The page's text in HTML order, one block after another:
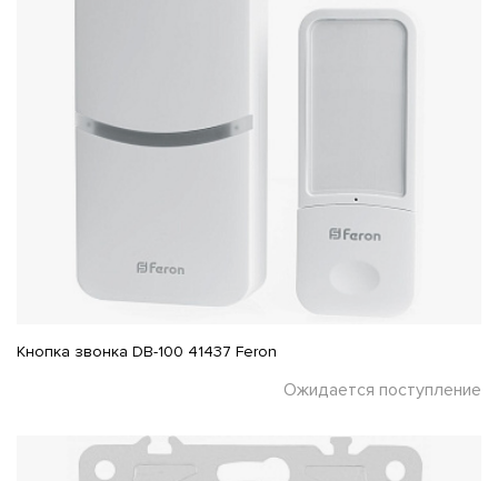
Кнопка звонка DB-100 41437 Feron
Ожидается поступление